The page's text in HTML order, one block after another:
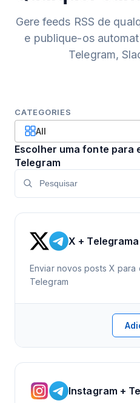
Gere feeds RSS de
e publique-os
Telegram,
CATEGORIES
All
Escolher uma fonte para
Telegram
X + Telegrama
Enviar novos posts X
Telegram
Instagram +